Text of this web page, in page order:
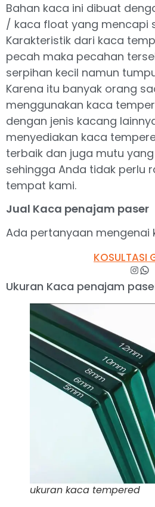
Bahan kaca ini dibuat
/ kaca float yang mencapi
Karakteristik dari kaca
pecah maka pecahan
serpihan kecil namun
Karena itu banyak orang
menggunakan kaca
dengan jenis kacang
menyediakan kaca
terbaik dan juga mutu
sehingga Anda tidak perlu
tempat kami.
Jual Kaca penajam paser
Ada pertanyaan mengenai
KOSULTASI
Ukuran Kaca penajam
ukuran kaca tempered